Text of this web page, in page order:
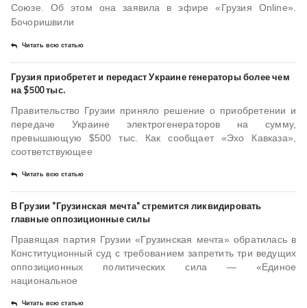
Союзе. Об этом она заявила в эфире «Грузия Online».
Бочоришвили
Читать всю статью
Грузия приобретет и передаст Украине генераторы более чем
на $500 тыс.
Правительство Грузии приняло решение о приобретении и
передаче Украине электрогенераторов на сумму,
превышающую $500 тыс. Как сообщает «Эхо Кавказа»,
соответствующее
Читать всю статью
В Грузии "Грузинская мечта" стремится ликвидировать
главные оппозиционные силы
Правящая партия Грузии «Грузинская мечта» обратилась в
Конституционный суд с требованием запретить три ведущих
оппозиционных политических сила — «Единое
национальное
Читать всю статью